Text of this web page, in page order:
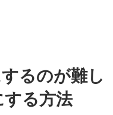
するのが難し
する方法